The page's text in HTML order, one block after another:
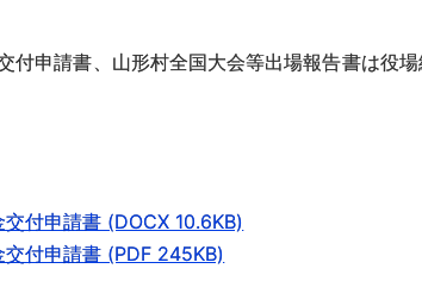
付申請書、山形村全国大会等出場報告書は役
付申請書 (DOCX 10.6KB)
付申請書 (PDF 245KB)